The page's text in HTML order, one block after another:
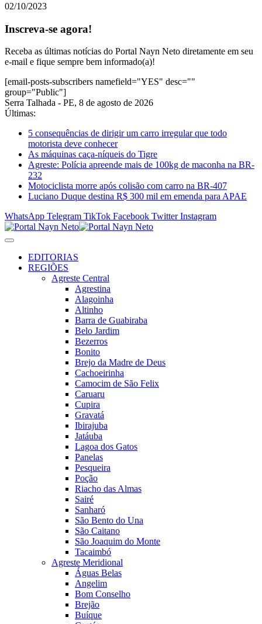
02/10/2023
Inscreva-se agora!
Receba as últimas notícias do Portal Nayn Neto diretamente em seu
e-mail e fique sempre bem informado(a)!
[email-posts-subscribers namefield="YES" desc=""
group="Public"]
Serra Talhada - PE, 8 de agosto de 2026
Últimas:
5 consequências de dirigir um carro irregular que todo
motorista deve conhecer
As máquinas caça-níqueis do Tigre
Agreste: Polícia apreende mais de 100kg de maconha na BR-
232
Motociclista morre após colisão com carro na BR-407
Luciano Duque destina R$ 300 mil em emenda para APAE
WhatsApp Telegram TikTok Facebook Twitter Instagram
EDITORIAS
REGIÕES
Agreste Central
Agrestina
Alagoinha
Altinho
Barra de Guabiraba
Belo Jardim
Bezerros
Bonito
Brejo da Madre de Deus
Cachoeirinha
Camocim de São Felix
Caruaru
Cupira
Gravatá
Ibirajuba
Jatáuba
Lagoa dos Gatos
Panelas
Pesqueira
Poção
Riacho das Almas
Sairé
Sanharó
São Bento do Una
São Caitano
São Joaquim do Monte
Tacaimbó
Agreste Meridional
Águas Belas
Angelim
Bom Conselho
Brejão
Buíque